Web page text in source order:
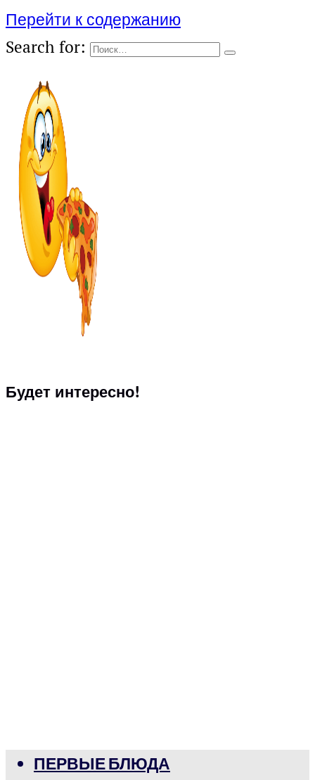
Перейти к содержанию
Search for:
Будет интересно!
ПЕРВЫЕ БЛЮДА